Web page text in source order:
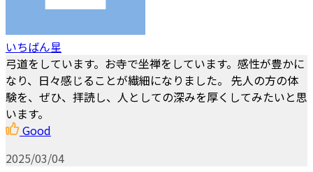
いちばん星
弓道をしています。お寺で坐禅をしています。感性が豊かに
なり、日々感じることが繊細になりました。 先人の方の体
験を、ぜひ、拝読し、人としての深みを厚くしてみたいと思
います。
Good
2025/03/04